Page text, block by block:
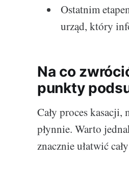
Ostatnim
urząd, który
Na co
punkty
Cały proces
płynnie. Warto
znacznie ułatwić